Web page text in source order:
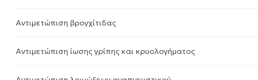
Αντιμετώπιση βρογχίτιδας
Αντιμετώπιση ίωσης γρίπης και κρυολογήματος